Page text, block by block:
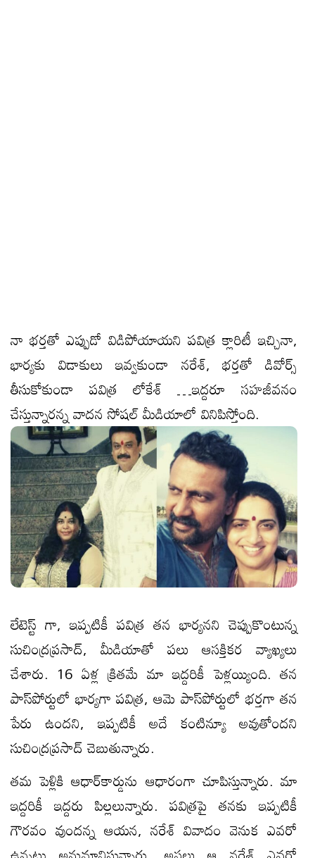
నా భ‌ర్తతో ఎప్పుడో విడిపోయాయ‌ని ప‌విత్ర క్లారిటీ ఇచ్చినా,
భార్య‌కు విడాకులు ఇవ్వ‌కుండా న‌రేశ్‌, భ‌ర్త‌తో డివోర్స్
తీసుకోకుండా ప‌విత్ర లోకేశ్ …ఇద్ద‌రూ స‌హ‌జీవ‌నం
చేస్తున్నార‌న్న వాద‌న సోష‌ల్ మీడియాలో వినిపిస్తోంది.
లేటెస్ట్ గా, ఇప్ప‌టికీ ప‌విత్ర త‌న భార్య‌న‌ని చెప్పుకొంటున్న
సుచింద్ర‌ప్రసాద్, మీడియాతో ప‌లు ఆస‌క్తిక‌ర వ్యాఖ్య‌లు
చేశారు. 16 ఏళ్ల క్రిత‌మే మా ఇద్ద‌రికీ పెళ్ల‌య్యింది. త‌న
పాస్‌పోర్టులో భార్య‌గా ప‌విత్ర‌, ఆమె పాస్‌పోర్టులో భ‌ర్త‌గా త‌న
పేరు ఉంద‌ని, ఇప్ప‌టికీ అదే కంటిన్యూ అవుతోంద‌ని
సుచింద్ర‌ప్ర‌సాద్ చెబుతున్నారు.
త‌మ పెళ్లికి ఆధార్‌కార్డును ఆధారంగా చూపిస్తున్నారు. మా
ఇద్ద‌రికీ ఇద్ద‌రు పిల్ల‌లున్నారు. ప‌విత్ర‌పై త‌న‌కు ఇప్ప‌టికీ
గౌర‌వం వుంద‌న్న ఆయ‌న‌, న‌రేశ్ వివాదం వెనుక ఎవ‌రో